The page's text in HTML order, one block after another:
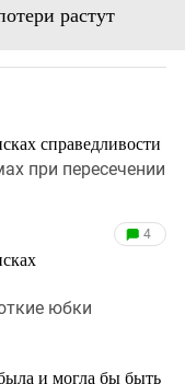
растут
справедливости
при пересечении
4
юбки
и могла бы быть